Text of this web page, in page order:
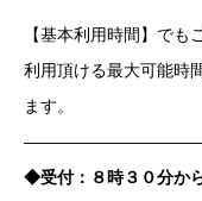
【基本利用時間】で
利用頂ける最大可能時
ます。
◆受付：８時３０分か